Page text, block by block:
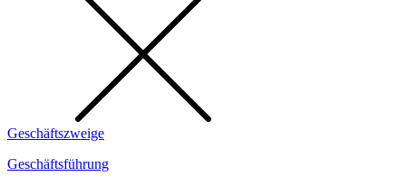
Geschäftszweige
Geschäftsführung